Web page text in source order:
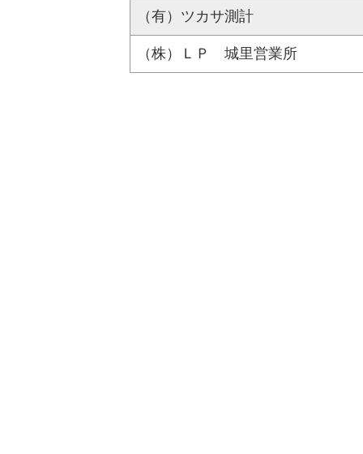
（有）ツカサ測計
（株）ＬＰ 城里営業所